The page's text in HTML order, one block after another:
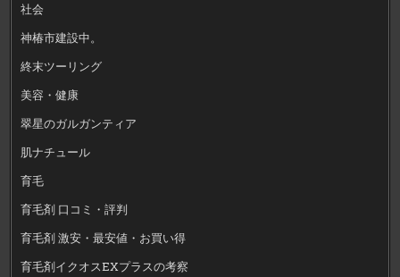
社会
神椿市建設中。
終末ツーリング
美容・健康
翠星のガルガンティア
肌ナチュール
育毛
育毛剤 口コミ・評判
育毛剤 激安・最安値・お買い得
育毛剤イクオスEXプラスの考察